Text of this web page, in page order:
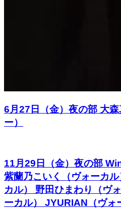
6月27日（金）夜の部 大
ー）
11月29日（金）夜の部
紫蘭乃こいく（ヴォーカ
カル） 野田ひまわり（ヴ
ーカル） JYURIAN（ヴォ